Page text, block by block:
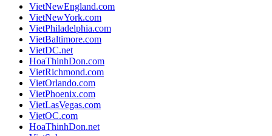
VietNewEngland.com
VietNewYork.com
VietPhiladelphia.com
VietBaltimore.com
VietDC.net
HoaThinhDon.com
VietRichmond.com
VietOrlando.com
VietPhoenix.com
VietLasVegas.com
VietOC.com
HoaThinhDon.net